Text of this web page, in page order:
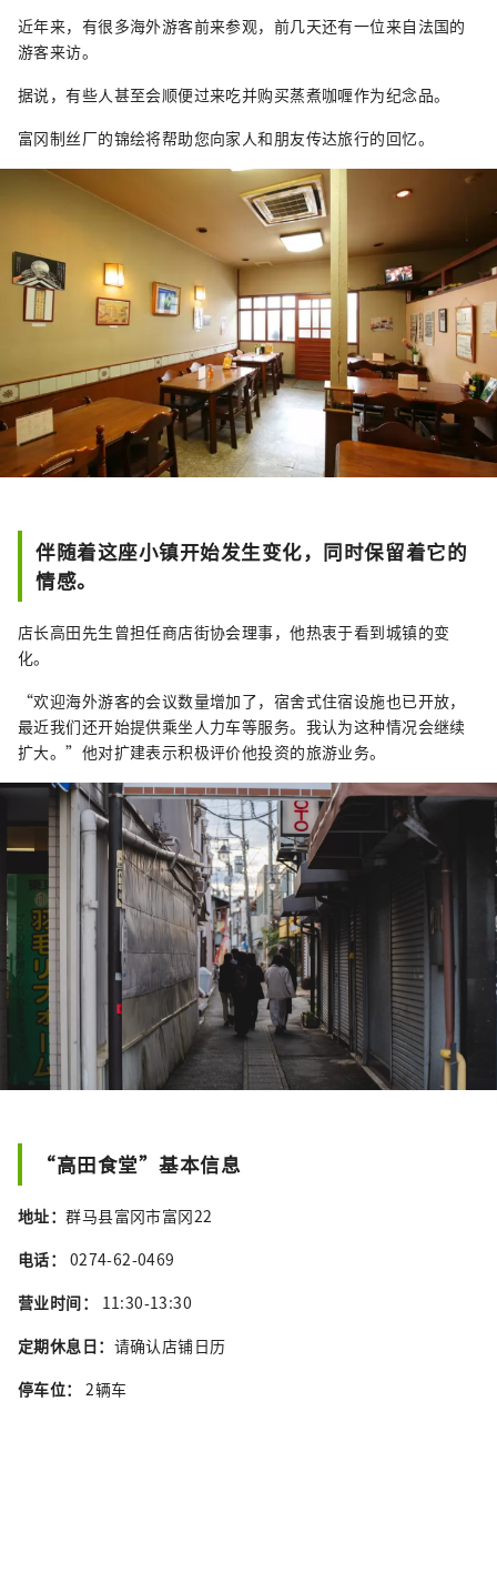
近年来，有很多海外游客前来参观，前几天还有一位来自法国的
游客来访。
据说，有些人甚至会顺便过来吃并购买蒸煮咖喱作为纪念品。
富冈制丝厂的锦绘将帮助您向家人和朋友传达旅行的回忆。
伴随着这座小镇开始发生变化，同时保留着它的
情感。
店长高田先生曾担任商店街协会理事，他热衷于看到城镇的变
化。
“欢迎海外游客的会议数量增加了，宿舍式住宿设施也已开放，
最近我们还开始提供乘坐人力车等服务。我认为这种情况会继续
扩大。”他对扩建表示积极评价他投资的旅游业务。
“高田食堂”基本信息
地址：群马县富冈市富冈22
电话：
0274-62-0469
营业时间：
11:30-13:30
定期休息日： 请确认店铺日历
停车位：
2辆车